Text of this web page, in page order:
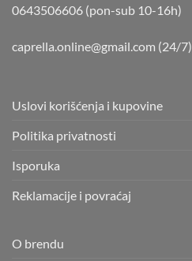
0643506606 (pon-sub 10-16h)
caprella.online@gmail.com (24/7)
Uslovi korišćenja i kupovine
Politika privatnosti
Isporuka
Reklamacije i povraćaj
O brendu